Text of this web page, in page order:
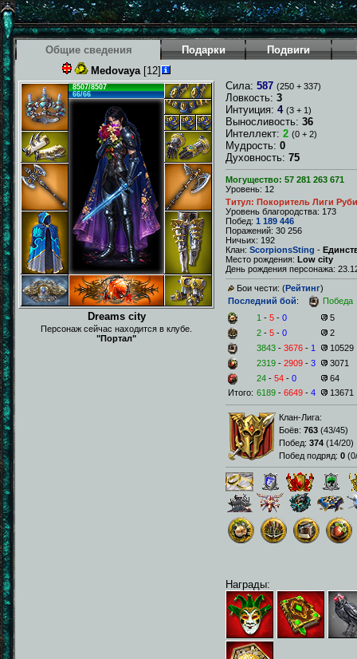
Общие сведения Подарки Подвиги
Medovaya[12]
8507/8507
66/66
Dreams city
Персонаж сейчас находится в клубе.
"Портал"
Сила: 587 (250 + 337)
Ловкость: 3
Интуиция: 4 (3 + 1)
Выносливость: 36
Интеллект: 2 (0 + 2)
Мудрость: 0
Духовность: 75
Могущество: 57 281 263 671
Уровень: 12
Титул: Покоритель Лиги
Уровень благородства: 173
Побед: 1 189 446
Поражений: 30 256
Ничьих: 192
Клан: ScorpionsSting -
Место рождения: Low city
День рождения персонажа:
Бои чести: (Рейтинг)
Последний бой:
Победа
1 - 5 - 0
5
2 - 5 - 0
2
3843 - 3676 - 1
10529
2319 - 2909 - 3
3071
24 - 54 - 0
64
Итого: 6189 - 6649 - 4 13671
Клан-Лига:
Боёв: 763 (43/45)
Побед: 374 (14/20)
Побед подряд: 0 (
Награды: